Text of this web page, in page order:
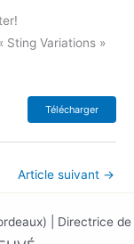
Sting Variations »
Télécharger
Article suivant →
| Directrice de